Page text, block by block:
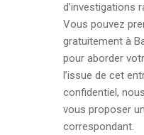
d’investigations
Vous pouvez
gratuitement à
pour aborder
l’issue de cet
confidentiel,
vous proposer
correspondant.